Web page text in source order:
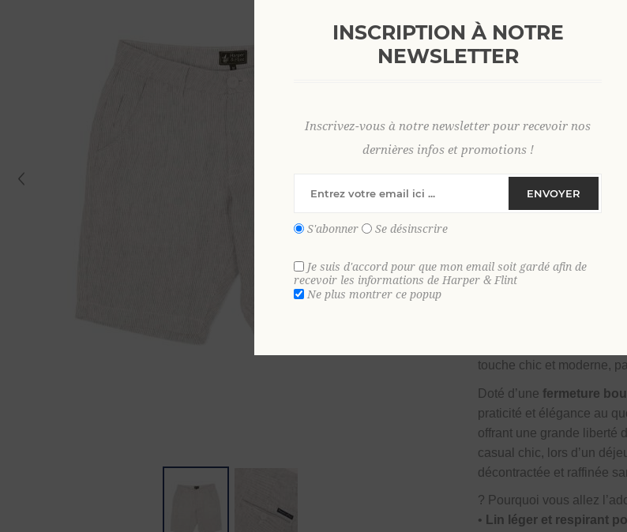
9306621034877
Affirmez votre style estival
que confortable, pensée
naturellement respirant,
touche chic et moderne,
Doté d’unefermeture
praticité et élégance au
offrant une grande liberté
casual chic, lors d’un
décontractée et raffinée
? Pourquoi vous allez
• Lin léger et respirant
INSCRIPTION À NOTRE
NEWSLETTER
Inscrivez-vous à notre newsletter pour recevoir nos
dernières infos et promotions !
ENVOYER
S'abonner Se désinscrire
Je suis d'accord pour que mon email soit gardé afin de
recevoir les informations de Harper & Flint
Ne plus montrer ce popup